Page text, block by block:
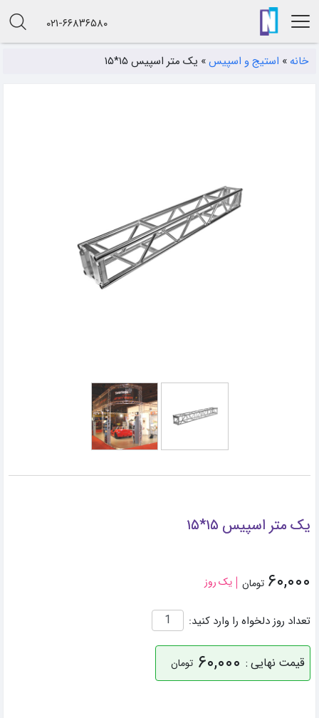
۰۲۱-۶۶۸۳۶۵۸۰
خانه » استیج و اسپیس» یک متر اسپیس ۱۵*۱۵
یک متر اسپیس ۱۵*۱۵
۶۰,۰۰۰ تومان یک روز
تعداد روز دلخواه را وارد کنید:
قیمت نهایی : ۶۰,۰۰۰ تومان